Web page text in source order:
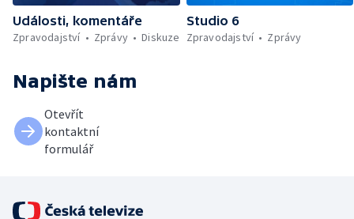
Události, komentáře
Zpravodajství
Zprávy Diskuze
Studio 6
Zpravodajství
Zprávy
Napište nám
Otevřít
kontaktní
formulář